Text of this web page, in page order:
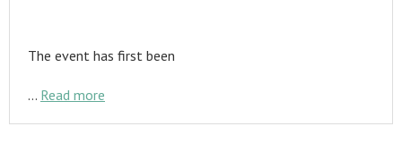
The event has first been
… Read more